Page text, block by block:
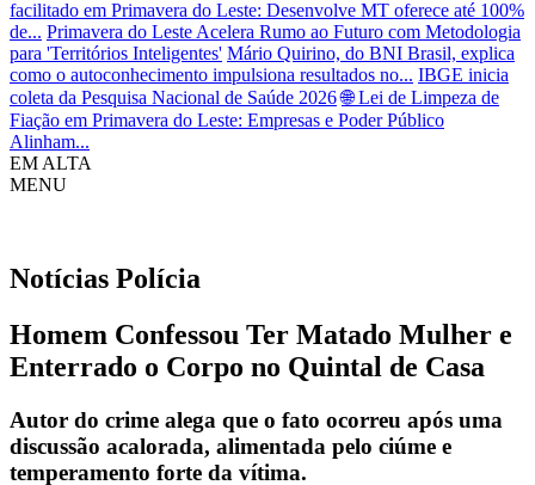
facilitado em Primavera do Leste: Desenvolve MT oferece até 100%
de... Primavera do Leste Acelera Rumo ao Futuro com Metodologia
para 'Territórios Inteligentes' Mário Quirino, do BNI Brasil, explica
como o autoconhecimento impulsiona resultados no... IBGE inicia
coleta da Pesquisa Nacional de Saúde 2026 🌐 Lei de Limpeza de
Fiação em Primavera do Leste: Empresas e Poder Público
Alinham...
EM ALTA
MENU
Notícias Polícia
Homem Confessou Ter Matado Mulher e
Enterrado o Corpo no Quintal de Casa
Autor do crime alega que o fato ocorreu após uma
discussão acalorada, alimentada pelo ciúme e
temperamento forte da vítima.